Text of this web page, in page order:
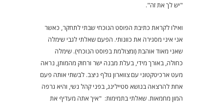
"יש לך את זה".
ואילו לקראת כתיבת הפוסט הנוכחי שבתי לתחקר, כאשר
אני איני מסגירה את כוונותי. הפעם שאלתי לגבי שימלה
שאני מאוד אוהבת (ומצולמת בפוסט הנוכחי). שימלה
כחולה, באורך מידי, בעלת מבנה ישר ורחוק מהמותן, נראה
מעט ארכיטקטוני עם צווארון גולף ניצב. לבשתי אותה פעם
אחת להרצאה בנושא סטיילינג, בפני קהל נשי, והיא גרפה
המון מחמאות. שאלתי בתמימות: "איך אתה מעדיף את